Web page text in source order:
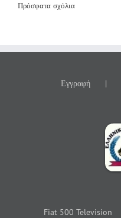
Πρόσφατα σχόλια
Εγγραφή
Fiat 500 Television